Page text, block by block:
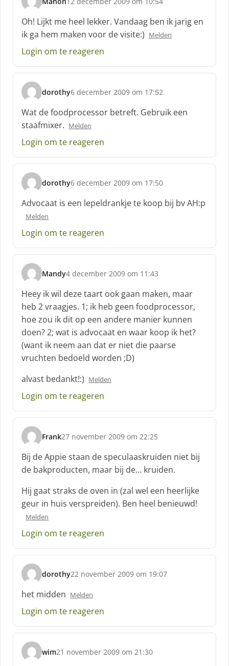
:s
c
h
r
e
f
Oh! Lijkt me heel lekker. Vandaag ben ik jarig en
ik ga hem maken voor de visite:) Melden
Login om te reageren
dorothy
s
c
h
r
e
f
6 december 2009 om 17:52
Wat de foodprocessor betreft. Gebruik een
staafmixer. Melden
Login om te reageren
dorothy
s
c
h
e
f
6 december 2009 om 17:50
Advocaat is een lepeldrankje te koop bij bv AH:p
Melden
Login om te reageren
Mandy
s
c
h
r
e
e
f
4 december 2009 om 11:43
Heey ik wil deze taart ook gaan maken, maar
heb 2 vraagjes. 1; ik heb geen foodprocessor,
hoe zou ik dit op een andere manier kunnen
doen? 2; wat is advocaat en waar koop ik het?
(want ik neem aan dat er niet die paarse
vruchten bedoeld worden ;D)
alvast bedankt!:) Melden
Login om te reageren
Frank
s
c
h
r
e
f
27 november 2009 om 22:25
Bij de Appie staan de speculaaskruiden niet bij
de bakproducten, maar bij de… kruiden.
Hij gaat straks de oven in (zal wel een heerlijke
geur in huis verspreiden). Ben heel benieuwd!
Melden
Login om te reageren
dorothy
s
c
h
r
e
f
:
22 november 2009 om 19:07
het midden Melden
Login om te reageren
wim
s
21 november 2009 om 21:30